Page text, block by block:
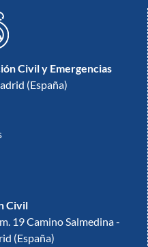
Civil y Emergencias
(España)
Civil
19 Camino Salmedina -
(España)